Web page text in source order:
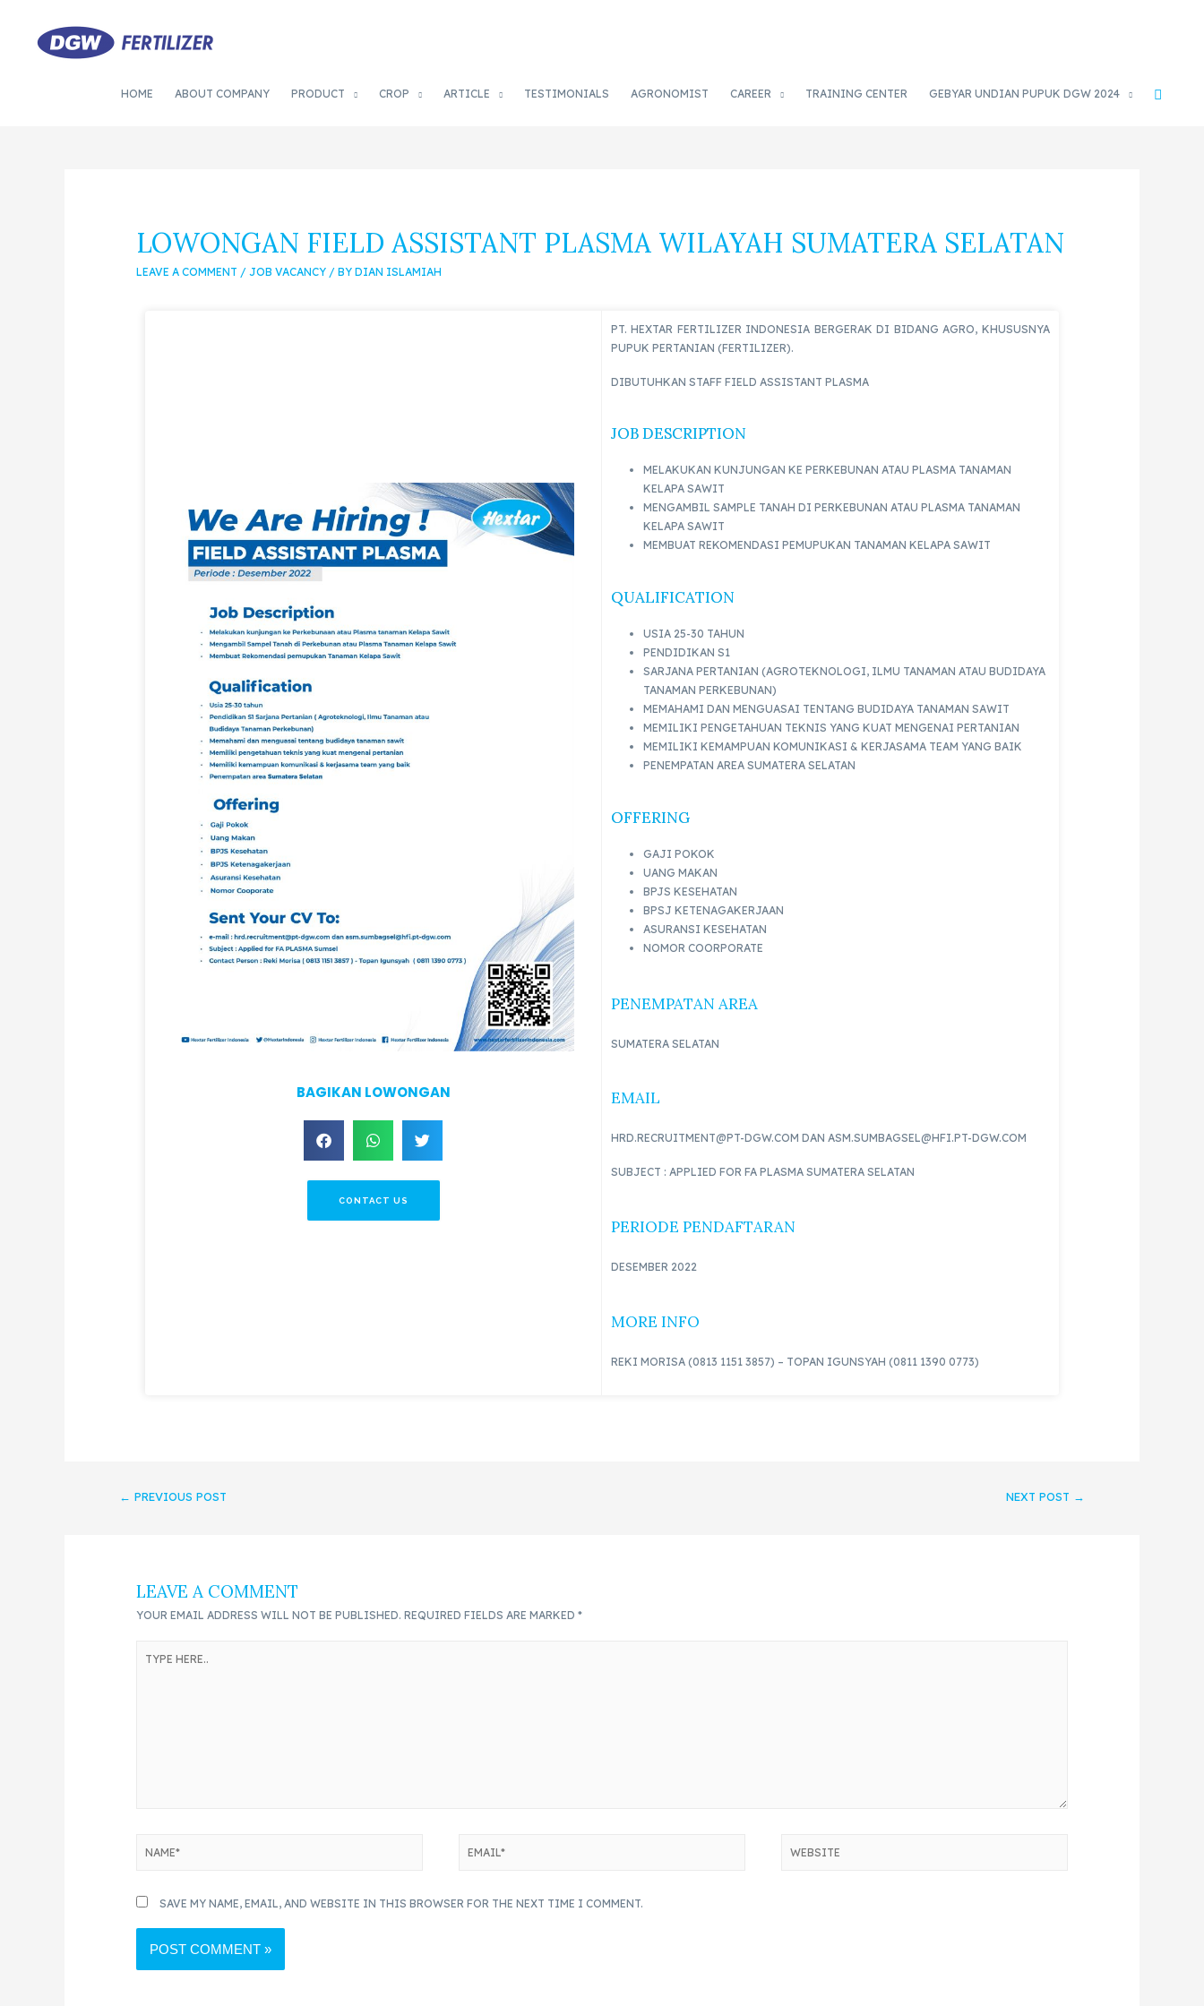
HOME ABOUT COMPANY PRODUCT CROP ARTICLE TESTIMONIALS AGRONOMIST CAREER TRAINING CENTER GEBYAR UNDIAN PUPUK DGW 2024
LOWONGAN FIELD ASSISTANT PLASMA WILAYAH SUMATERA SELATAN
LEAVE A COMMENT /JOB VACANCY / BYDIAN ISLAMIAH
BAGIKAN LOWONGAN
CONTACT US
PT. HEXTAR FERTILIZER INDONESIA BERGERAK DI BIDANG AGRO, KHUSUSNYA
PUPUK PERTANIAN (FERTILIZER).
DIBUTUHKAN STAFF FIELD ASSISTANT PLASMA
JOB DESCRIPTION
MELAKUKAN KUNJUNGAN KE PERKEBUNAN ATAU PLASMA TANAMAN
KELAPA SAWIT
MENGAMBIL SAMPLE TANAH DI PERKEBUNAN ATAU PLASMA TANAMAN
KELAPA SAWIT
MEMBUAT REKOMENDASI PEMUPUKAN TANAMAN KELAPA SAWIT
QUALIFICATION
USIA 25-30 TAHUN
PENDIDIKAN S1
SARJANA PERTANIAN (AGROTEKNOLOGI, ILMU TANAMAN ATAU BUDIDAYA
TANAMAN PERKEBUNAN)
MEMAHAMI DAN MENGUASAI TENTANG BUDIDAYA TANAMAN SAWIT
MEMILIKI PENGETAHUAN TEKNIS YANG KUAT MENGENAI PERTANIAN
MEMILIKI KEMAMPUAN KOMUNIKASI & KERJASAMA TEAM YANG BAIK
PENEMPATAN AREA SUMATERA SELATAN
OFFERING
GAJI POKOK
UANG MAKAN
BPJS KESEHATAN
BPSJ KETENAGAKERJAAN
ASURANSI KESEHATAN
NOMOR COORPORATE
PENEMPATAN AREA
SUMATERA SELATAN
EMAIL
HRD.RECRUITMENT@PT-DGW.COM DAN ASM.SUMBAGSEL@HFI.PT-DGW.COM
SUBJECT : APPLIED FOR FA PLASMA SUMATERA SELATAN
PERIODE PENDAFTARAN
DESEMBER 2022
MORE INFO
REKI MORISA (0813 1151 3857) – TOPAN IGUNSYAH (0811 1390 0773)
← PREVIOUS POST NEXT POST →
LEAVE A COMMENT
YOUR EMAIL ADDRESS WILL NOT BE PUBLISHED. REQUIRED FIELDS ARE MARKED*
SAVE MY NAME, EMAIL, AND WEBSITE IN THIS BROWSER FOR THE NEXT TIME I COMMENT.